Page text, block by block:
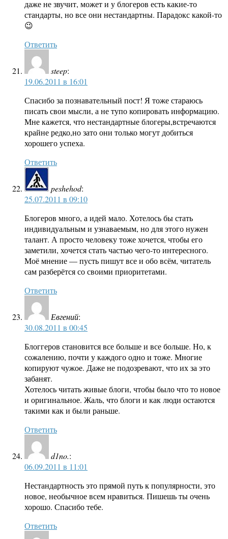
даже не звучит, может и у блогеров есть какие-то
стандарты, но все они нестандартны. Парадокс какой-то
😉
Ответить
steep:
19.06.2011 в 16:01
Спасибо за познавательный пост! Я тоже стараюсь
писать свои мысли, а не тупо копировать информацию.
Мне кажется, что нестандартные блогеры,встречаются
крайне редко,но зато они только могут добиться
хорошего успеха.
Ответить
peshehod:
25.07.2011 в 09:10
Блогеров много, а идей мало. Хотелось бы стать
индивидуальным и узнаваемым, но для этого нужен
талант. А просто человеку тоже хочется, чтобы его
заметили, хочется стать частью чего-то интересного.
Моё мнение — пусть пишут все и обо всём, читатель
сам разберётся со своими приоритетами.
Ответить
Евгений:
30.08.2011 в 00:45
Блоггеров становится все больше и все больше. Но, к
сожалению, почти у каждого одно и тоже. Многие
копируют чужое. Даже не подозревают, что их за это
забанят.
Хотелось читать живые блоги, чтобы было что то новое
и оригинальное. Жаль, что блоги и как люди остаются
такими как и были раньше.
Ответить
d1no.:
06.09.2011 в 11:01
Нестандартность это прямой путь к популярности, это
новое, необычное всем нравиться. Пишешь ты очень
хорошо. Спасибо тебе.
Ответить